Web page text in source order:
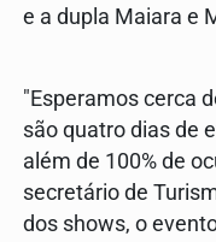
e a dupla Maiara e
"Esperamos cerca
são quatro dias de
além de 100% de
secretário de
dos shows, o